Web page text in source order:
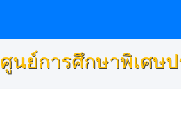
ศูนย์การศึกษาพิเศษ